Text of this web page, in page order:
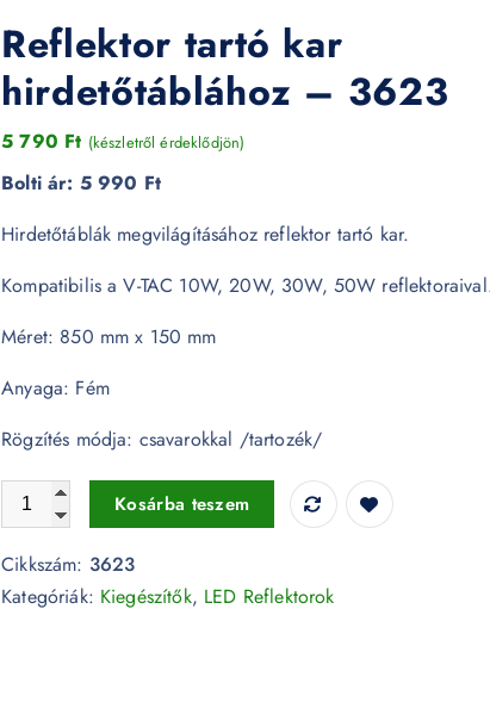
Reflektor tartó kar
hirdetőtáblához – 3623
5 790 Ft (készletről érdeklődjön)
Bolti ár: 5 990 Ft
Hirdetőtáblák megvilágításához reflektor tartó kar.
Kompatibilis a V-TAC 10W, 20W, 30W, 50W
Méret: 850 mm x 150 mm
Anyaga: Fém
Rögzítés módja: csavarokkal /tartozék/
Reflektor tartó kar hirdetőtáblához - 3623 mennyiség
Kosárba teszem
Cikkszám: 3623
Kategóriák: Kiegészítők, LED Reflektorok